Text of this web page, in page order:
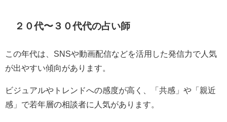
２０代〜３０代代の占い師
この年代は、SNSや動画配信などを活用した発信力で人気
が出やすい傾向があります。
ビジュアルやトレンドへの感度が高く、「共感」や「親近
感」で若年層の相談者に人気があります。